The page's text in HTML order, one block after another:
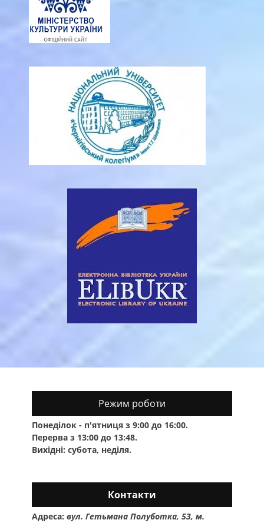
Режим роботи
Понеділок - п'ятниця з 9:00 до 16:00.
Перерва з 13:00 до 13:48.
Вихідні: субота, неділя.
Контакти
Адреса: вул. Гетьмана Полуботка, 53, м.